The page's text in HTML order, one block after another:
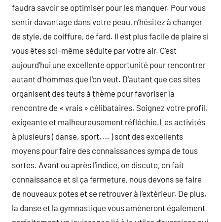
faudra savoir se optimiser pour les manquer. Pour vous
sentir davantage dans votre peau, n’hésitez à changer
de style, de coiffure, de fard. Il est plus facile de plaire si
vous êtes soi-même séduite par votre air. C’est
aujourd’hui une excellente opportunité pour rencontrer
autant d’hommes que l’on veut. D’autant que ces sites
organisent des teufs à thème pour favoriser la
rencontre de « vrais » célibataires. Soignez votre profil,
exigeante et malheureusement réfléchie.Les activités
à plusieurs ( danse, sport, … ) sont des excellents
moyens pour faire des connaissances sympa de tous
sortes. Avant ou après l’indice, on discute, on fait
connaissance et si ça fermeture, nous devons se faire
de nouveaux potes et se retrouver à l’extérieur. De plus,
la danse et la gymnastique vous amèneront également